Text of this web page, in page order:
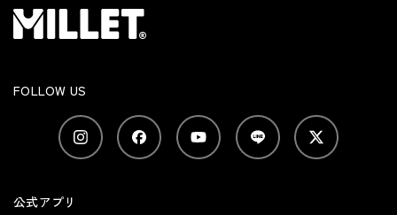
FOLLOW US
公式アプリ